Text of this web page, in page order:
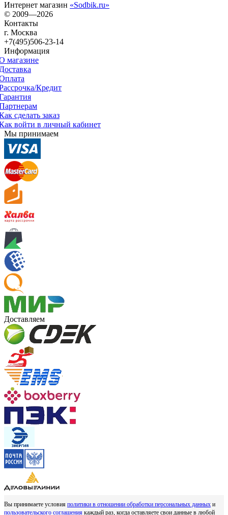
Интернет магазин «Sodbik.ru»
© 2009—2026
Контакты
г. Москва
+7(495)506-23-14
Информация
магазине
Кредит
сделать заказ
войти в личный кабинет
Мы принимаем
Доставляем
Вы принимаете условия политики в отношении обработки персональных данных и
пользовательского соглашения каждый раз, когда оставляете свои данные в любой